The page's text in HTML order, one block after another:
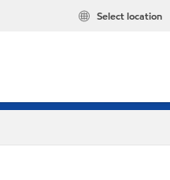
Select location